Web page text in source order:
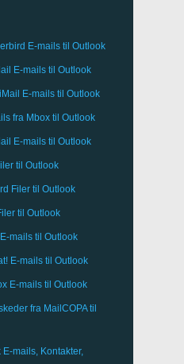
E-mails til Outlook
E-mails til Outlook
E-mails til Outlook
fra Mbox til Outlook
E-mails til Outlook
til Outlook
Filer til Outlook
til Outlook
E-mails til Outlook
E-mails til Outlook
E-mails til Outlook
fra MailCOPAtil
E-mails, Kontakter,